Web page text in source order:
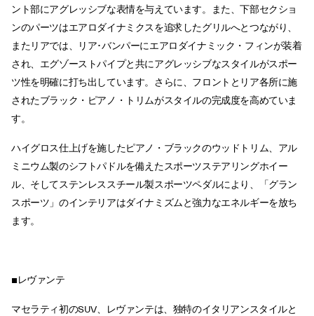
ント部にアグレッシブな表情を与えています。また、下部セクショ
ンのパーツはエアロダイナミクスを追求したグリルへとつながり、
またリアでは、リア･バンパーにエアロダイナミック・フィンが装着
され、エグゾーストパイプと共にアグレッシブなスタイルがスポー
ツ性を明確に打ち出しています。さらに、フロントとリア各所に施
されたブラック・ピアノ・トリムがスタイルの完成度を高めていま
す。
ハイグロス仕上げを施したピアノ・ブラックのウッドトリム、アル
ミニウム製のシフトパドルを備えたスポーツステアリングホイー
ル、そしてステンレススチール製スポーツペダルにより、「グラン
スポーツ」のインテリアはダイナミズムと強力なエネルギーを放ち
ます。
■レヴァンテ
マセラティ初のSUV、レヴァンテは、独特のイタリアンスタイルと